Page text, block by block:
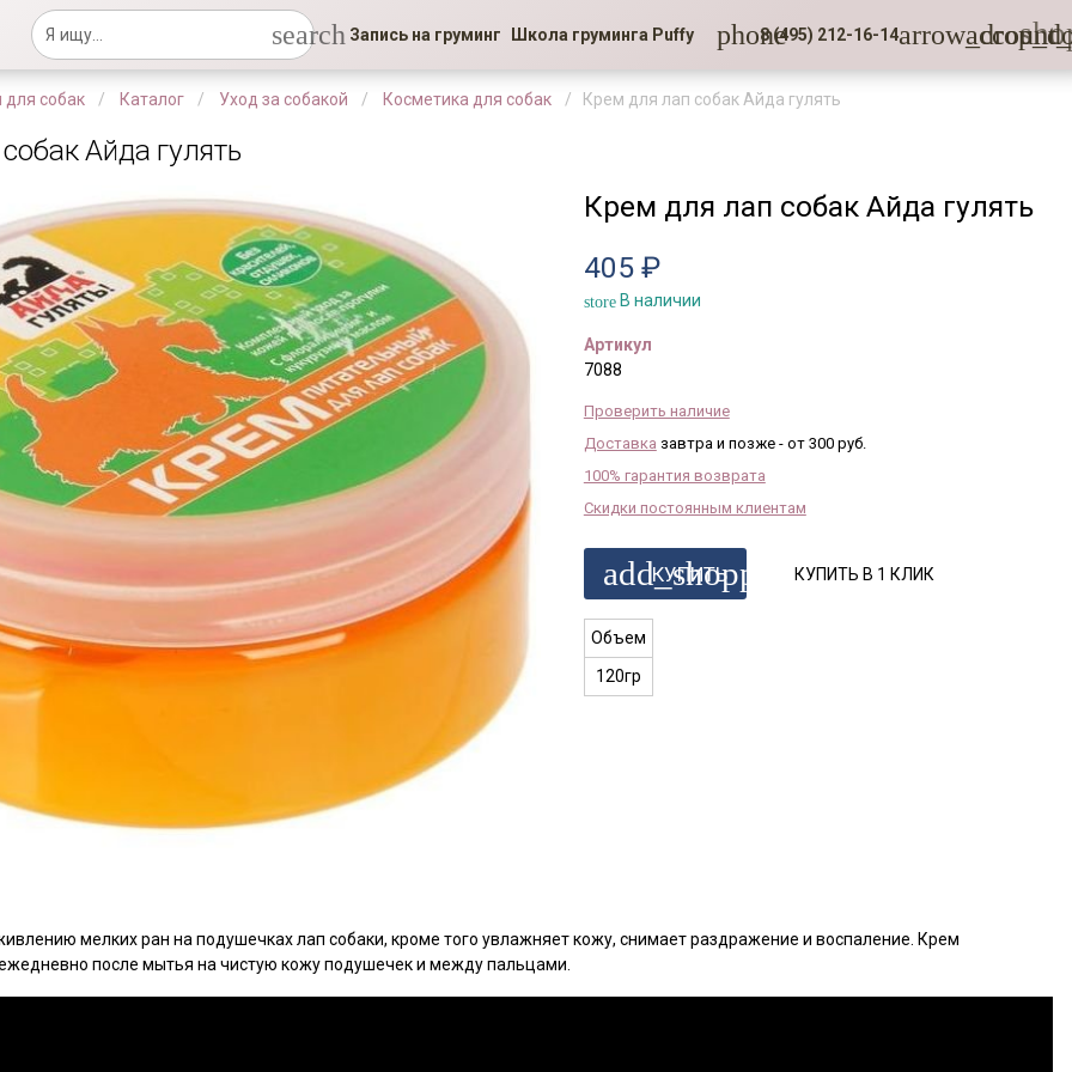
search Запись на груминг Школа груминга Puffy phone8 (495) 212-16-14
для собак Каталог Уход за собакой Косметика для собак Крем для лап собак Айда гулять
Айда гулять
Крем для лап собак Айда гулять
405 ₽
storeВ наличии
Артикул
7088
Проверить наличие
Доставка завтра и позже - от 300 руб.
100% гарантия возврата
Скидки постоянным клиентам
add_shopping_cart
КУПИТЬ КУПИТЬ В 1 КЛИК
Объем
120гр
мелких ран на подушечках лап собаки, кроме того увлажняет кожу, снимает раздражение и воспаление. Крем
после мытья на чистую кожу подушечек и между пальцами.